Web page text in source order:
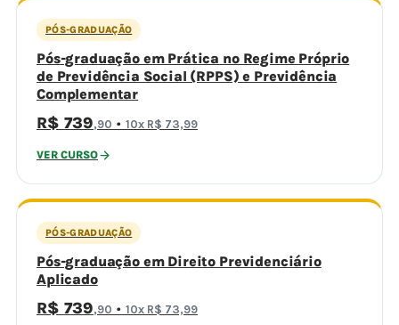
PÓS-GRADUAÇÃO
Pós-graduação em Prática no Regime Próprio
de Previdência Social (RPPS) e Previdência
Complementar
R$ 739,90 · 10x R$ 73,99
VER CURSO
PÓS-GRADUAÇÃO
Pós-graduação em Direito Previdenciário
Aplicado
R$ 739,90 · 10x R$ 73,99